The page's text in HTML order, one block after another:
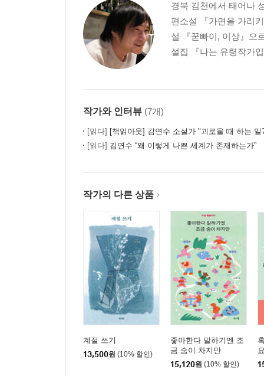
경북 김천에서 태어나
편소설 『가면을 가리
설 『꾿빠이, 이상』으
설집 『나는 유령작가
작가와 인터뷰 (7개)
[읽다] [책읽아웃] 김연수 소설가 "괴로울 때 하는 일? 시급하게 나무
[읽다] 김연수 “왜 이렇게 나쁜 세계가 존재하는가”
작가의 다른 상품
계절 쓰기
13,500원 (10% 할인)
좋아한다 말하기엔 조
금 숨이 차지만
15,120원 (10% 할인)